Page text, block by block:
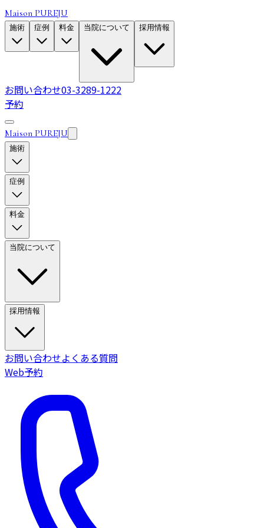
Maison PUREJU
施術 症例 料金 当院について 採用情報
お問い合わせ03-3289-1222
予約
Maison PUREJU
施術
症例
料金
当院について
採用情報
お問い合わせよくある質問
Web予約